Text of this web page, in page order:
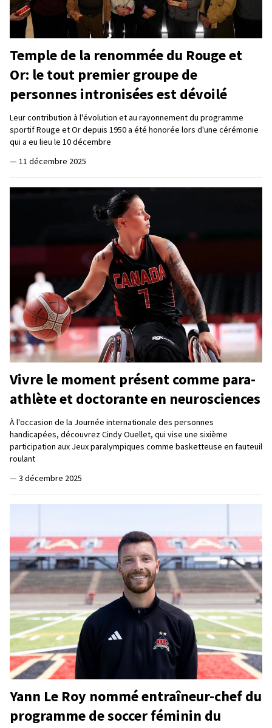
Temple de la renommée du Rouge et
Or: le tout premier groupe de
personnes intronisées est dévoilé
Leur contribution à l'évolution et au rayonnement du programme
sportif Rouge et Or depuis 1950 a été honorée lors d'une cérémonie
qui a eu lieu le 10 décembre
— 11 décembre 2025
Vivre le moment présent comme para-
athlète et doctorante en neurosciences
À l'occasion de la Journée internationale des personnes
handicapées, découvrez Cindy Ouellet, qui vise une sixième
participation aux Jeux paralympiques comme basketteuse en fauteuil
roulant
— 3 décembre 2025
Yann Le Roy nommé entraîneur-chef du
programme de soccer féminin du